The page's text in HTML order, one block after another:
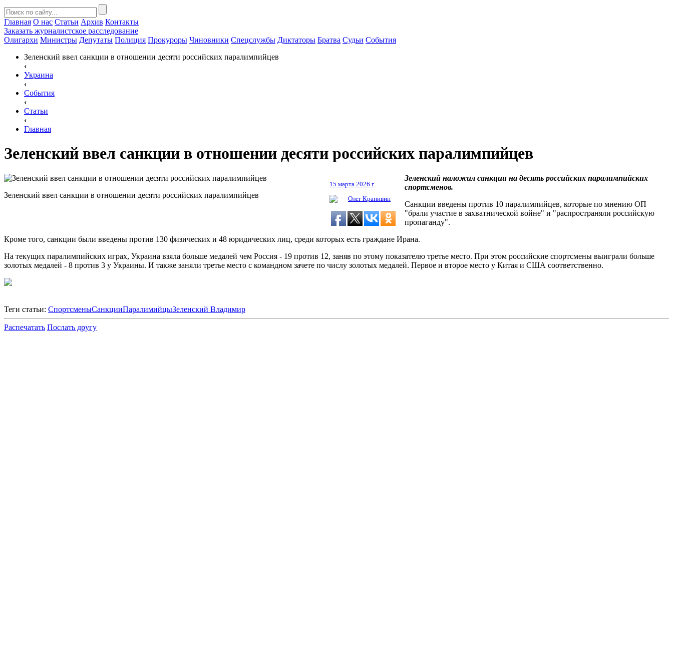
Главная О нас Статьи Архив Контакты
Заказать журналистское расследование
Олигархи Министры Депутаты Полиция Прокуроры Чиновники Спецслужбы Диктаторы Братва Судьи События
Зеленский ввел санкции в отношении десяти российских паралимпийцев
‹
Украина
‹
События
‹
Статьи
‹
Главная
Зеленский ввел санкции в отношении десяти российских паралимпийцев
Зеленский ввел санкции в отношении десяти российских паралимпийцев
15 марта 2026 г.
Олег Крапивин
Зеленский наложил санкции на десять российских паралимпийских
спортсменов.
Санкции введены против 10 паралимпийцев, которые по мнению ОП
"брали участие в захватнической войне" и "распространяли российскую
пропаганду".
Кроме того, санкции были введены против 130 физических и 48 юридических лиц, среди которых есть граждане Ирана.
На текущих паралимпийских играх, Украина взяла больше медалей чем Россия - 19 против 12, заняв по этому показателю третье место. При этом российские спортсмены выиграли больше
золотых медалей - 8 против 3 у Украины. И также заняли третье место с командном зачете по числу золотых медалей. Первое и второе место у Китая и США соответственно.
Теги статьи: СпортсменыСанкцииПаралимийцыЗеленский Владимир
Распечатать Послать другу